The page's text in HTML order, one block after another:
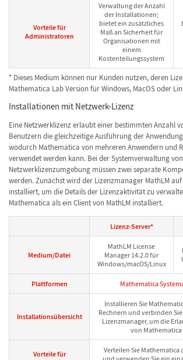
Vorteile für
Administratoren
Verwaltung der Anzahl
der Installationen;
bietet ein zusätzliches
Maß an Sicherheit für
Organisationen mit
einem
Kostenteilungssystem
* Dieses Medium können nur Kunden nutzen, deren
Mathematica Lab Version für Windows, MacOS oder
Installationen mit Netzwerk-Lizenz
Eine Netzwerklizenz erlaubt einer bestimmten Anzahl
Benutzern die gleichzeitige Ausführung der
wodurch Mathematica von mehreren Anwendern und
verwendet werden kann. Bei der Systemverwaltung
Netzwerklizenzumgebung müssen zwei separate
werden. Zunächst wird der Lizenzmanager MathLM
installiert, um die Details der Lizenzaktivität zu
Mathematica als ein Client von MathLM installiert.
Lizenz-Server*
Medium/Datei
MathLM License
Manager 14.2.0 für
Windows/macOS/Linux
Plattformen Mathematica
Installationsübersicht
Installieren Sie
Rechnern und verbinden
Lizenzmanager, um die
von
Vorteile für
Verteilen Sie Mathematica